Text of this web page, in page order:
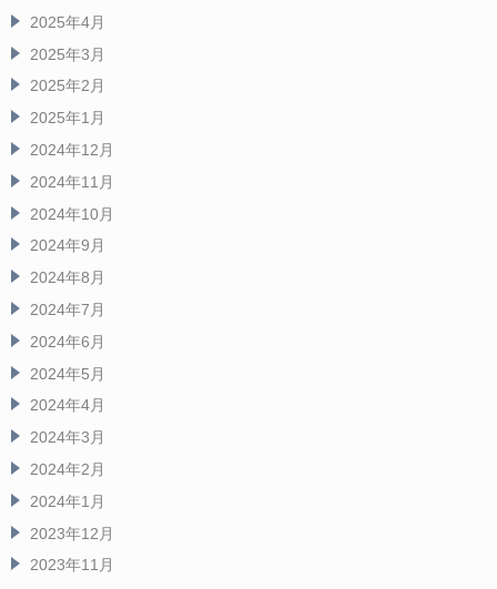
2025年4月
2025年3月
2025年2月
2025年1月
2024年12月
2024年11月
2024年10月
2024年9月
2024年8月
2024年7月
2024年6月
2024年5月
2024年4月
2024年3月
2024年2月
2024年1月
2023年12月
2023年11月